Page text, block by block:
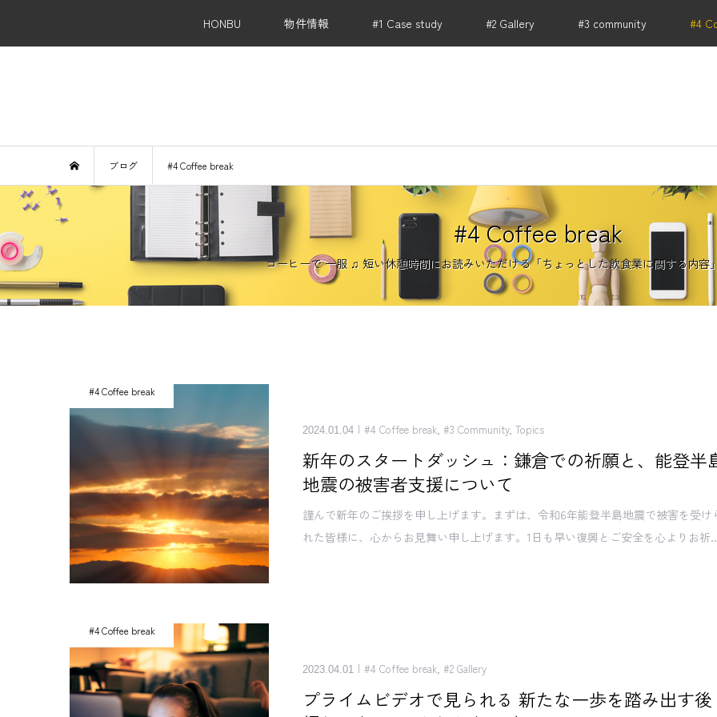
HONBU 物件情報 #1 Case study #2 Gallery #3 community #4
ブログ #4 Coffee break
#4 Coffee break
コーヒーで 一服 ♫ 短い休憩時間にお読みいただける「ちょっとした飲食業に関する内容
#4 Coffee break
2024.01.04 #4 Coffee break ,#3 Community,Topics
新年のスタートダッシュ：鎌倉での祈願と、能登半
地震の被害者支援について
謹んで新年のご挨拶を申し上げます。まずは、令和6年能登半島地震で被害を受け
れた皆様に、心からお見舞い申し上げます。1日も早い復興とご安全を心よりお祈
#4 Coffee break
2023.04.01 #4 Coffee break,#2 Gallery
プライムビデオで見られる 新たな一歩を踏み出す後